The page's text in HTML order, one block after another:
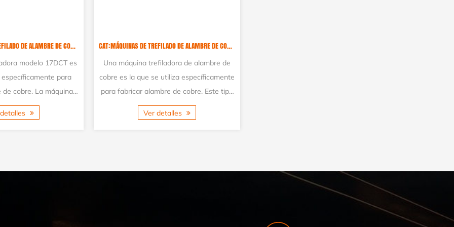
CAT:MÁQUINAS DE TREFILADO DE ALAMBRE DE COBRE
tipo de máquina está diseñada con
línea de trefilado doble, que puede
dos cables al mismo tiempo, con
entrada de alambre de cobre de...
La máquina trefiladora de alambre de
acero inoxidable tiene 24 matrices de
trefilado y se utiliza principalmente para
trefilar acero desde Φ0,3 mm-Φ0,...